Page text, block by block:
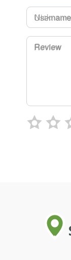
Username
Review